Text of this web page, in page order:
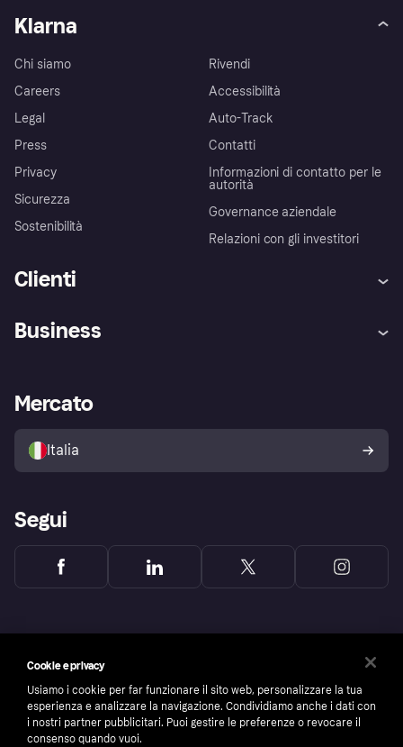
Klarna
Chi siamo
Careers
Legal
Press
Privacy
Sicurezza
Sostenibilità
Rivendi
Accessibilità
Auto-Track
Contatti
Informazioni di contatto per le
autorità
Governance aziendale
Relazioni con gli investitori
Clienti
Assistenza
Esplora i negozi
Politica di protezione
dell'acquirente Klarna
Business
Accesso aziende
Mercato
Italia
Segui
Cookie e privacy
Usiamo i cookie per far funzionare il sito web, personalizzare la tua
esperienza e analizzare la navigazione. Condividiamo anche i dati con
i nostri partner pubblicitari. Puoi gestire le preferenze o revocare il
consenso quando vuoi.